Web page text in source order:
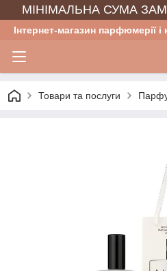
МІНІМАЛЬНА СУМА
Інтернет-магазин парфюмерії і
Товари та послуги